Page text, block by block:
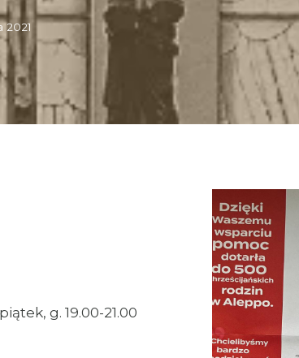
2021
g. 19.00-21.00